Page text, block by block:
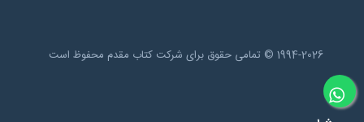
1994-2026 © تمامی حقوق برای شرکت کتاب مقدم محفوظ است